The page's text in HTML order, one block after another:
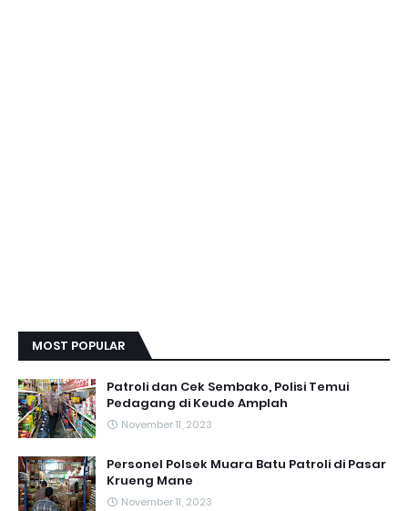
MOST POPULAR
Patroli dan Cek Sembako, Polisi Temui
Pedagang di Keude Amplah
November 11, 2023
Personel Polsek Muara Batu Patroli di Pasar
Krueng Mane
November 11, 2023